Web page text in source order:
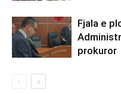
Fjala e
prokuror